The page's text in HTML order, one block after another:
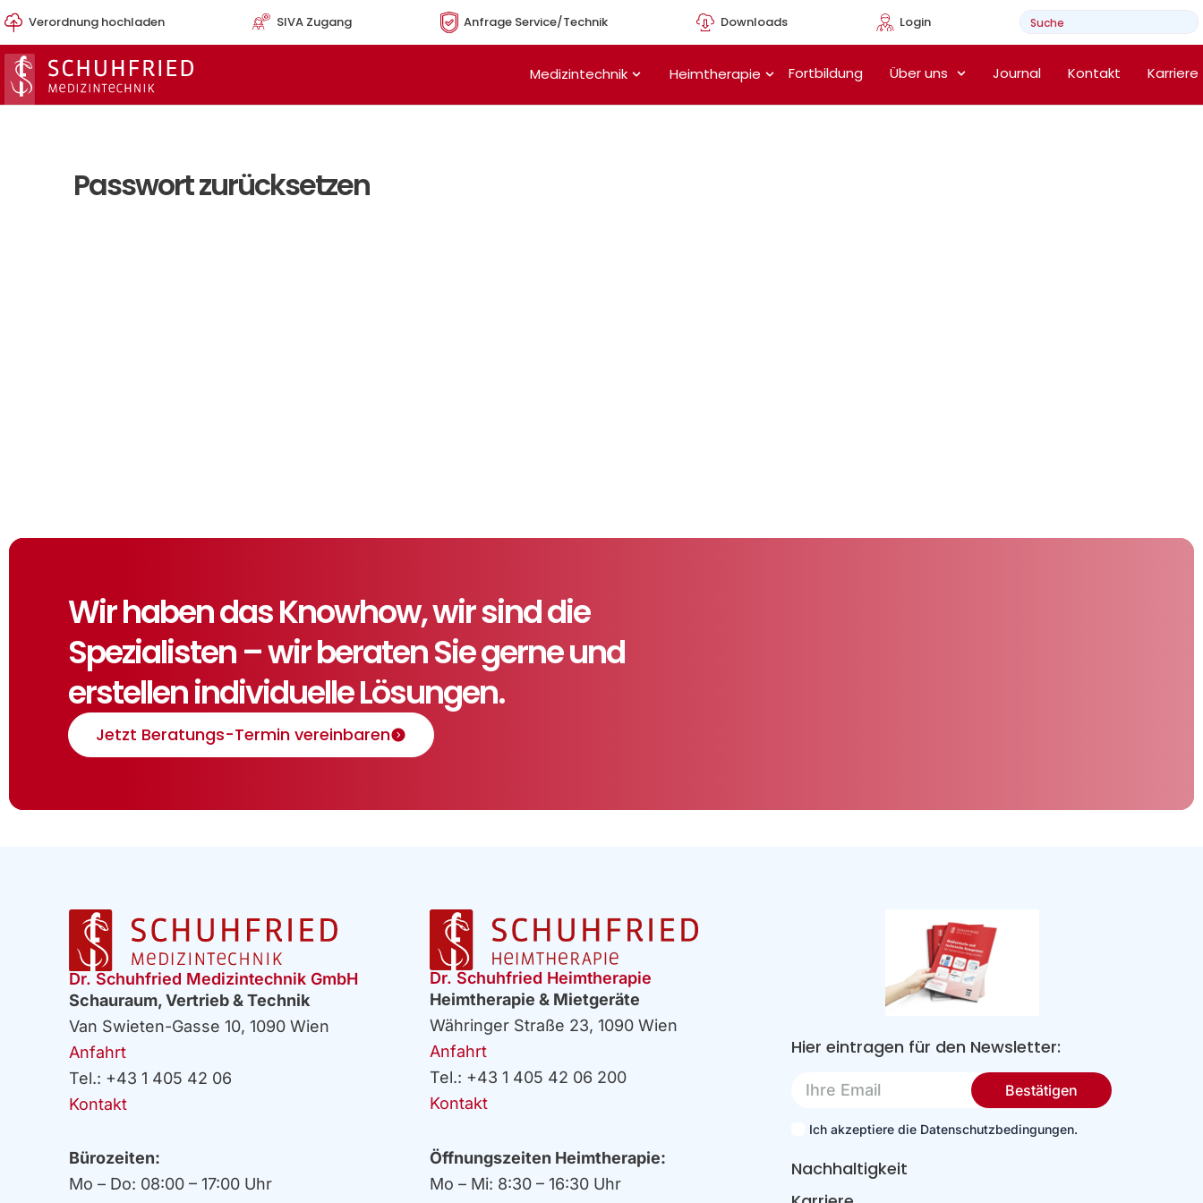
Zum
Inhalt
springen
Verordnung hochladen SIVA Zugang Anfrage Service/Technik Downloads Login
Medizintechnik Öffne Medizintechnik
Heimtherapie Öffne Heimtherapie
Fortbildung Über uns Journal Kontakt Karriere
Passwort zurücksetzen
Wir haben das Knowhow, wir sind die
Spezialisten – wir beraten Sie gerne und
erstellen individuelle Lösungen.
Jetzt Beratungs-Termin vereinbaren
Dr. Schuhfried Medizintechnik GmbH
Schauraum, Vertrieb & Technik
Van Swieten-Gasse 10, 1090 Wien
Anfahrt
Tel.: +43 1 405 42 06
Kontakt
Bürozeiten:
Mo – Do: 08:00 – 17:00 Uhr
Dr. Schuhfried Heimtherapie
Heimtherapie & Mietgeräte
Währinger Straße 23, 1090 Wien
Anfahrt
Tel.: +43 1 405 42 06 200
Kontakt
Öffnungszeiten Heimtherapie:
Mo – Mi: 8:30 – 16:30 Uhr
Hier eintragen für den Newsletter:
Email
Ich akzeptiere die Datenschutzbedingungen.
Bestätigen
Nachhaltigkeit